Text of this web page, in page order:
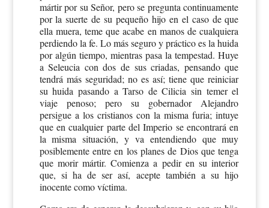
mártir por su Señor, pero se pregunta continuamente
por la suerte de su pequeño hijo en el caso de que
ella muera, teme que acabe en manos de cualquiera
perdiendo la fe. Lo más seguro y práctico es la huida
por algún tiempo, mientras pasa la tempestad. Huye
a Seleucia con dos de sus criadas, pensando que
tendrá más seguridad; no es así; tiene que reiniciar
su huida pasando a Tarso de Cilicia sin temer el
viaje penoso; pero su gobernador Alejandro
persigue a los cristianos con la misma furia; intuye
que en cualquier parte del Imperio se encontrará en
la misma situación, y va entendiendo que muy
posiblemente entre en los planes de Dios que tenga
que morir mártir. Comienza a pedir en su interior
que, si ha de ser así, acepte también a su hijo
inocente como víctima.